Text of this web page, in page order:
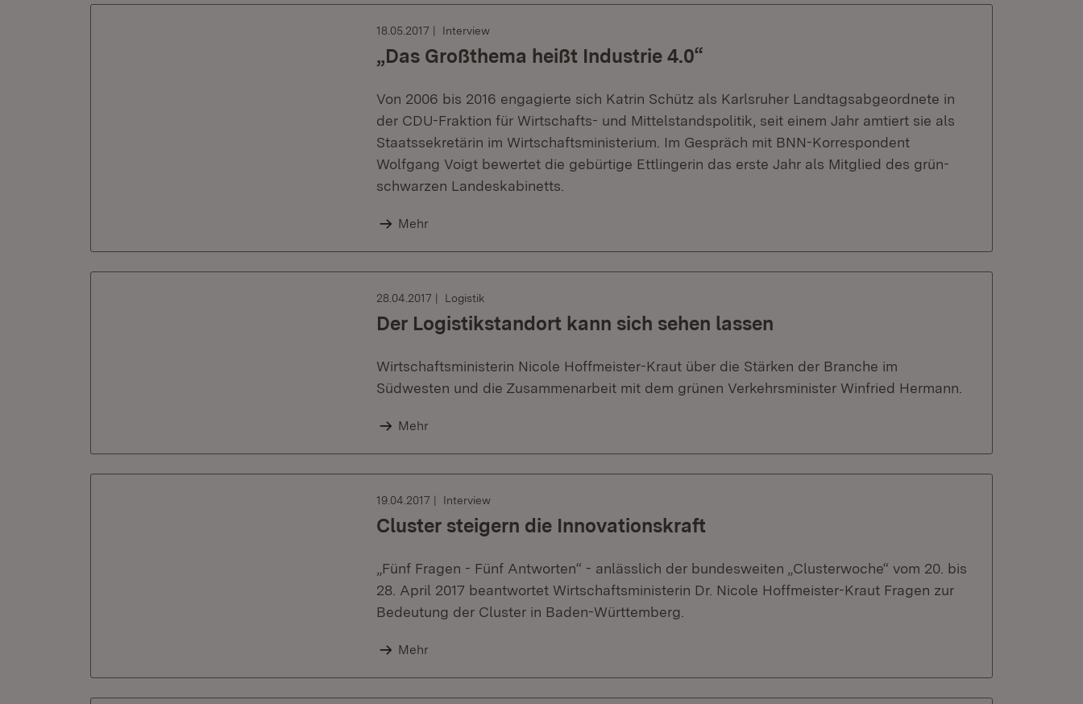
18.05.2017 Interview
„Das Großthema heißt Industrie 4.0“
Von 2006 bis 2016 engagierte sich Katrin Schütz als Karlsruher Landtagsabgeordnete in
der CDU-Fraktion für Wirtschafts- und Mittelstandspolitik, seit einem Jahr amtiert sie als
Staatssekretärin im Wirtschaftsministerium. Im Gespräch mit BNN-Korrespondent
Wolfgang Voigt bewertet die gebürtige Ettlingerin das erste Jahr als Mitglied des grün-
schwarzen Landeskabinetts.
Mehr
28.04.2017 Logistik
Der Logistikstandort kann sich sehen lassen
Wirtschaftsministerin Nicole Hoffmeister-Kraut über die Stärken der Branche im
Südwesten und die Zusammenarbeit mit dem grünen Verkehrsminister Winfried Hermann.
Mehr
19.04.2017 Interview
Cluster steigern die Innovationskraft
„Fünf Fragen - Fünf Antworten“ - anlässlich der bundesweiten „Clusterwoche“ vom 20. bis
28. April 2017 beantwortet Wirtschaftsministerin Dr. Nicole Hoffmeister-Kraut Fragen zur
Bedeutung der Cluster in Baden-Württemberg.
Mehr